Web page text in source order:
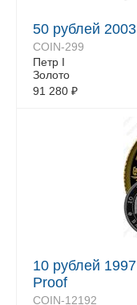
50 рублей
COIN-299
Петр I
Золото
91 280 ₽
10 рублей
Proof
COIN-12192